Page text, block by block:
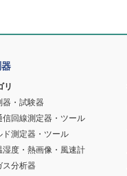
リ
器・試験器
信回線測定器・ツール
ド測定器・ツール
湿度・熱画像・風速計
ス分析器